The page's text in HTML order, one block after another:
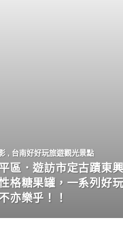
, 台南好好玩旅遊觀光景點
區．遊訪市定古蹟東
格糖果罐，一系列好
亦樂乎！！